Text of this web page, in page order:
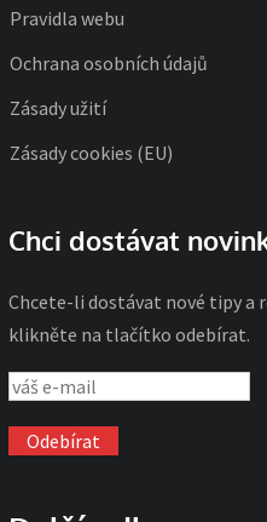
Pravidla webu
Ochrana osobních údajů
Zásady užití
Zásady cookies (EU)
Chci dostávat
Chcete-li dostávat nové tipy a
klikněte na tlačítko odebírat.